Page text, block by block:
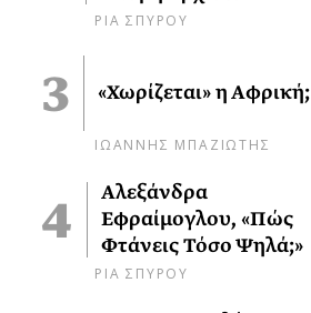
ΡΙΑ ΣΠΥΡΟΥ
«Χωρίζεται» η Αφρική;
ΙΩΑΝΝΗΣ ΜΠΑΖΙΩΤΗΣ
Αλεξάνδρα
Εφραίμογλου, «Πώς
Φτάνεις Τόσο Ψηλά;»
ΡΙΑ ΣΠΥΡΟΥ